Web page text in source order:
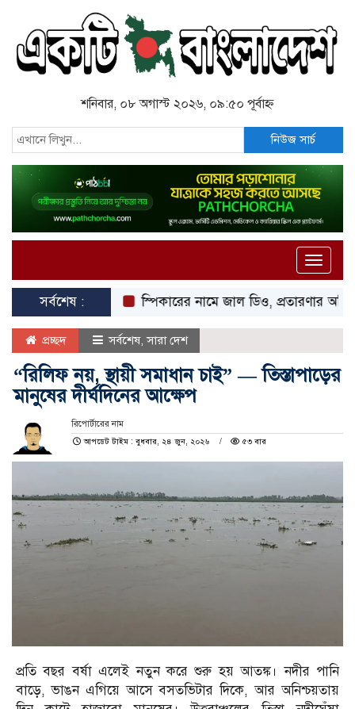
শনিবার, ০৮ অগাস্ট ২০২৬, ০৯:৫০ পূর্বাহ্ন
নিউজ সার্চ
Toggle
সর্বশেষ :
স্পিকারের নামে জাল ডিও, প্রতারণার অভিযোগে
প্রচ্ছদ সর্বশেষ,সারা দেশ
“রিলিফ নয়, স্থায়ী সমাধান চাই” — তিস্তাপাড়ের
মানুষের দীর্ঘদিনের আক্ষেপ
রিপোর্টারের নাম
আপডেট টাইম : বুধবার, ২৪ জুন, ২০২৬
৫৩ বার
প্রতি বছর বর্ষা এলেই নতুন করে শুরু হয় আতঙ্ক। নদীর পানি
বাড়ে, ভাঙন এগিয়ে আসে বসতভিটার দিকে, আর অনিশ্চয়তায়